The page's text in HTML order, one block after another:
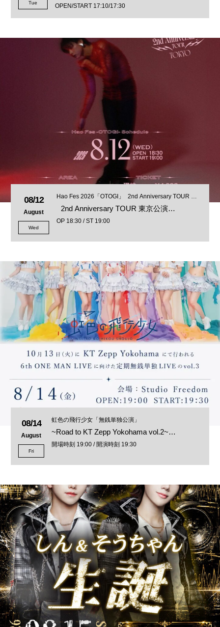
Tue
OPEN/START 17:10/17:30
08/12
August
Wed
Hao Fes 2026「OTOGI」 2nd Anniversary TOUR 東
京公演
2nd Anniversary TOUR 東京公演…
OP 18:30 / ST 19:00
08/14
August
Fri
虹色の飛行少女「無銭単独公演」
~Road to KT Zepp Yokohama vol.2~…
開場時刻 19:00 / 開演時刻 19:30